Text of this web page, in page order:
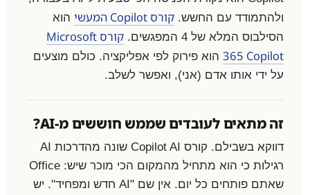
ולהתמודד עם החשש. קורס Copilot המעשי
הוא
הסילבוס המלא של 4 המפגשים.
קורס Microsoft
365 Copilot הוא פירוק לפי אפליקציה. כולם מוצעים
על ידי אותו אדם (אני), ואפשר לשלב.
זה מתאים לעובדים שממש חוששים מ-AI?
דווקא בשבילם. קורס Copilot AI שונה מהדרכות AI
רגילות כי הוא מתחיל מהמקום הכי מוכר שיש: Office
שאתם פותחים כל יום. אין שם "AI חדש ומפחיד". יש